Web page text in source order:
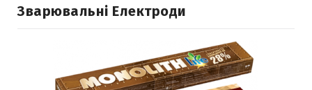
Зварювальні Електроди